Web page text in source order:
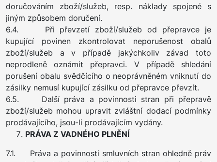
doručováním zboží/služeb, resp. náklady spojené s
jiným způsobem doručení.
6.4. Při převzetí zboží/služeb od přepravce je
kupující povinen zkontrolovat neporušenost obalů
zboží/služeb a v případě jakýchkoliv závad toto
neprodleně oznámit přepravci. V případě shledání
porušení obalu svědčícího o neoprávněném vniknutí do
zásilky nemusí kupující zásilku od přepravce převzít.
6.5. Další práva a povinnosti stran při přepravě
zboží/služeb mohou upravit zvláštní dodací podmínky
prodávajícího, jsou-li prodávajícím vydány.
PRÁVA Z VADNÉHO PLNĚNÍ
7.1. Práva a povinnosti smluvních stran ohledně práv